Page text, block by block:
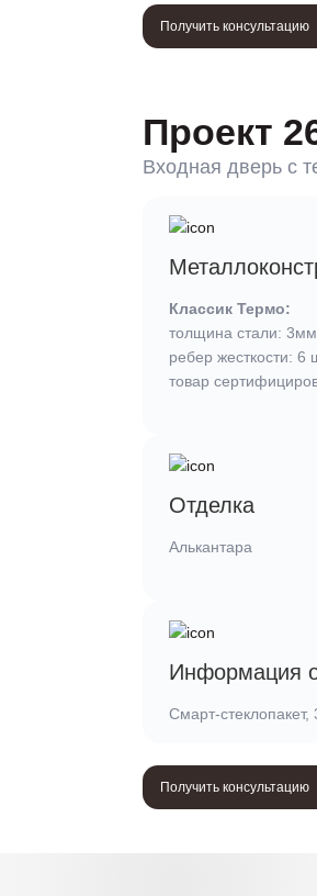
Получить консультацию
Проект
Входная дверь c
Классик Термо:
толщина стали: 3мм,
ребер жесткости: 6
товар
Отделка
Алькантара
Информация
Смарт-
Получить консультацию